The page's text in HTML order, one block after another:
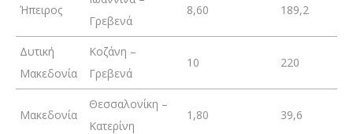
Ήπειρος
Γρεβενά
8,60 189,2
Δυτική
Μακεδονία
Κοζάνη –
Γρεβενά
10 220
Μακεδονία
Θεσσαλονίκη –
Κατερίνη
1,80 39,6